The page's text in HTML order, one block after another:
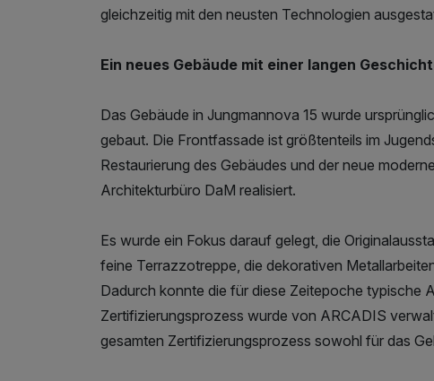
gleichzeitig mit den neusten Technologien
Ein neues Gebäude mit einer langen
Das Gebäude in Jungmannova 15 wurde
gebaut. Die Frontfassade ist größtenteils im
Restaurierung des Gebäudes und der neue
Architekturbüro DaM realisiert.
Es wurde ein Fokus darauf gelegt, die
feine Terrazzotreppe, die dekorativen
Dadurch konnte die für diese Zeitepoche typische
Zertifizierungsprozess wurde von ARCADIS
gesamten Zertifizierungsprozess sowohl für das